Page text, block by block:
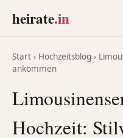
heirate.in
Start › Hochzeitsblog ›
ankommen
Hochzeit: